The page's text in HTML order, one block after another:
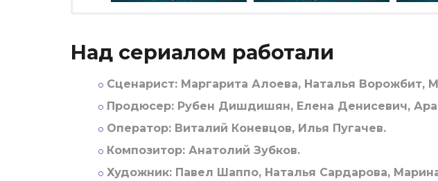
Над сериалом работали
Сценарист: Маргарита Алоева, Наталья Ворожбит,
Продюсер: Рубен Дишдишян, Елена Денисевич,
Оператор: Виталий Коневцов, Илья Пугачев.
Композитор: Анатолий Зубков.
Художник: Павел Шаппо, Наталья Сардарова,